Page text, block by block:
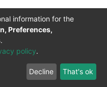
Sehbehinderte
Visually Impaired
Privacy
policy
Feedback
information for the
Preferences,
.
policy.
Decline That's ok